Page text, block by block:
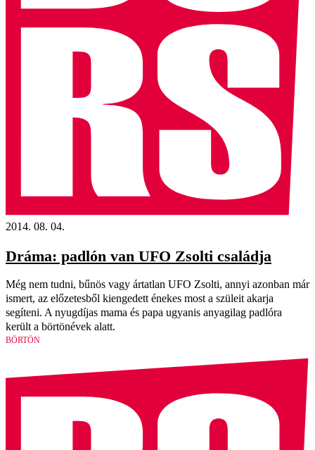
2014. 08. 04.
Dráma: padlón van UFO Zsolti családja
Még nem tudni, bűnös vagy ártatlan UFO Zsolti, annyi azonban már
ismert, az előzetesből kiengedett énekes most a szüleit akarja
segíteni. A nyugdíjas mama és papa ugyanis anyagilag padlóra
került a börtönévek alatt.
BÖRTÖN